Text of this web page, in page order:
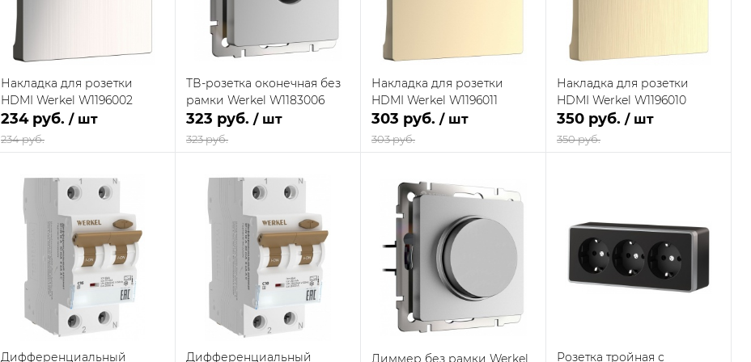
на складе
Накладка для розетки
HDMI Werkel W1196002
234 руб. / шт
234 руб.
В корзину
Купить в 1
Сравнение
В избранное
В наличии
на складе
поставщика
ТВ-розетка оконечная без
рамки Werkel W1183006
323 руб. / шт
323 руб.
В корзину
Купить в 1
Сравнение
В избранное
В наличии
на складе
поставщика
Накладка для розетки
HDMI Werkel W1196011
303 руб. / шт
303 руб.
В корзину
Купить в 1
клик
Сравнение
В избранное
В наличии
на складе
поставщика
Накладка для розетки
HDMI Werkel W1196010
350 руб. / шт
350 руб.
Купить в 1
Сравнение
В избранное
В наличии
на складе
поставщика
Дифференциальный
Дифференциальный
Розетка тройная с